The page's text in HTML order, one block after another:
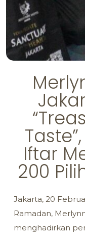
Iftar
200
Jakarta, 20
Ramadan,
menghadirkan